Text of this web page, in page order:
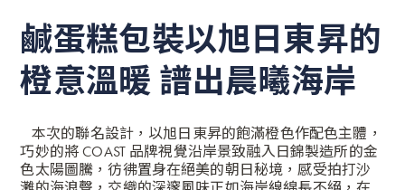
鹹蛋糕包裝以旭日東昇的
橙意溫暖 譜出晨曦海岸
本次的聯名設計，以旭日東昇的飽滿橙色作配色主體，
巧妙的將 COAST 品牌視覺沿岸景致融入日錦製造所的金
色太陽圖騰，彷彿置身在絕美的朝日秘境，感受拍打沙